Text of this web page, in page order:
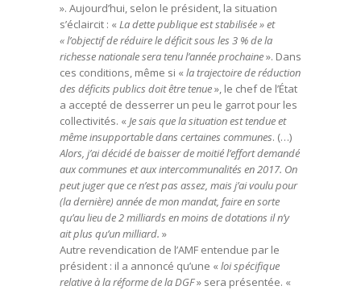
». Aujourd’hui, selon le président, la situation
s’éclaircit : « La dette publique est stabilisée » et
« l’objectif de réduire le déficit sous les 3 % de la
richesse nationale sera tenu l’année prochaine». Dans
ces conditions, même si « la trajectoire de réduction
des déficits publics doit être tenue», le chef de l’État
a accepté de desserrer un peu le garrot pour les
collectivités. « Je sais que la situation est tendue et
même insupportable dans certaines communes. (…)
Alors, j’ai décidé de baisser de moitié l’effort demandé
aux communes et aux intercommunalités en 2017. On
peut juger que ce n’est pas assez, mais j’ai voulu pour
(la dernière) année de mon mandat, faire en sorte
qu’au lieu de 2 milliards en moins de dotations il n’y
ait plus qu’un milliard. »
Autre revendication de l’AMF entendue par le
président : il a annoncé qu’une « loi spécifique
relative à la réforme de la DGF» sera présentée. «